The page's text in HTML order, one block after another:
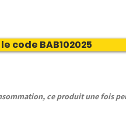
code BAB102025
ce produit une fois